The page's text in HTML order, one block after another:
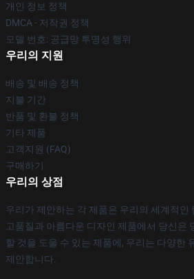
개인 정보 정책
DMCA - 저작권 정책
모델 번호: 공급망 투명성 행위
우리의 지원
배송 및 배송 정책
지불 기간
반품 및 환불 정책
기타 제품
고객지원 (FAQ)
구매하기
우리의 상점
우리가 제안하는 각 제품은 우리의 세계적인
고품질과 아름다운 디자인 제품에서 당신은
할 것을 도울 수 있는 제품에, 우리는 다양한
제안합니다.